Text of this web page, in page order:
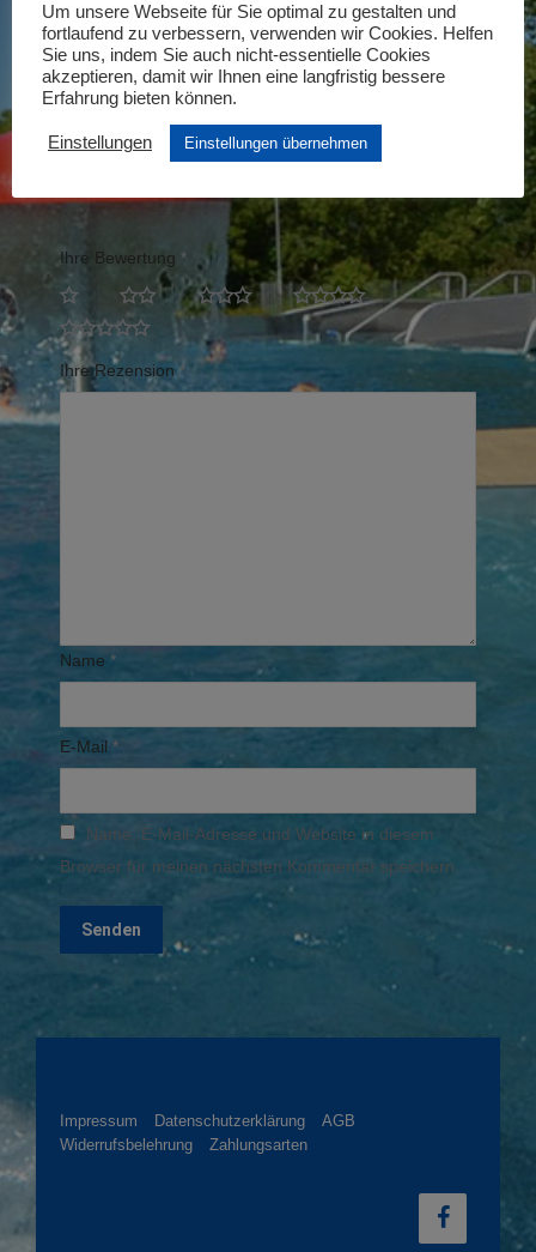
Schreiben Sie die erste Rezension für
„Familien-Einzeleintritt (2 Elternteile)
incl. Kinder/Jugendliche“
Ihre E-Mail-Adresse wird nicht veröffentlicht.
Ihre Bewertung *
Ihre Rezension *
Name *
E-Mail *
Name, E-Mail-Adresse und Website in diesem
Browser für meinen nächsten Kommentar speichern.
Impressum Datenschutzerklärung
AGB
Widerrufsbelehrung
Zahlungsarten
Um unsere Webseite für Sie optimal zu gestalten und
fortlaufend zu verbessern, verwenden wir Cookies. Helfen
Sie uns, indem Sie auch nicht-essentielle Cookies
akzeptieren, damit wir Ihnen eine langfristig bessere
Erfahrung bieten können.
Einstellungen Einstellungen übernehmen